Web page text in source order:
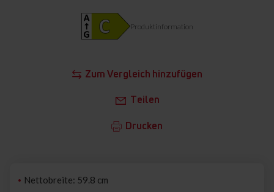
Zum Vergleich hinzufügen
Teilen
Drucken
Produktinformation
Nettobreite: 59.8 cm